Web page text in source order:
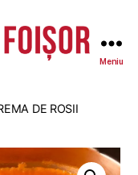
Meniu
DE ROSII